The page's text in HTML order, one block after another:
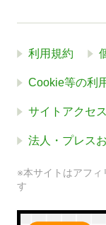
利用規約
Cookie等の利
サイトアクセ
法人・プレス
※本サイトはアフィ
す